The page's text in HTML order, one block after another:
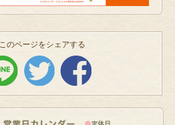
このページをシェアする